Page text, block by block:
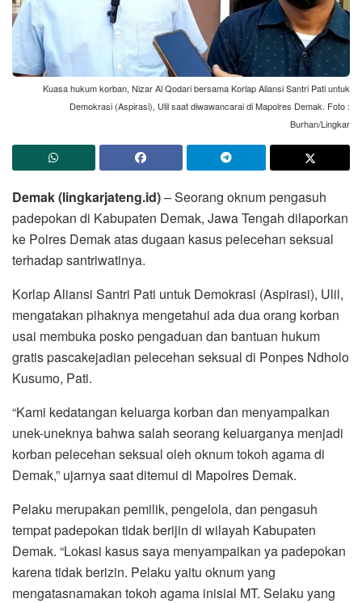
Kuasa hukum korban, Nizar Al Qodari bersama Korlap Aliansi Santri Pati untuk
Demokrasi (Aspirasi), Ulil saat diwawancarai di Mapolres Demak. Foto :
Burhan/Lingkar
Demak (lingkarjateng.id)– Seorang oknum pengasuh
padepokan di Kabupaten Demak, Jawa Tengah dilaporkan
ke Polres Demak atas dugaan kasus pelecehan seksual
terhadap santriwatinya.
Korlap Aliansi Santri Pati untuk Demokrasi (Aspirasi), Ulil,
mengatakan pihaknya mengetahui ada dua orang korban
usai membuka posko pengaduan dan bantuan hukum
gratis pascakejadian pelecehan seksual di Ponpes Ndholo
Kusumo, Pati.
“Kami kedatangan keluarga korban dan menyampaikan
unek-uneknya bahwa salah seorang keluarganya menjadi
korban pelecehan seksual oleh oknum tokoh agama di
Demak,” ujarnya saat ditemui di Mapolres Demak.
Pelaku merupakan pemilik, pengelola, dan pengasuh
tempat padepokan tidak berijin di wilayah Kabupaten
Demak. “Lokasi kasus saya menyampaikan ya padepokan
karena tidak berizin. Pelaku yaitu oknum yang
mengatasnamakan tokoh agama inisial MT. Selaku yang